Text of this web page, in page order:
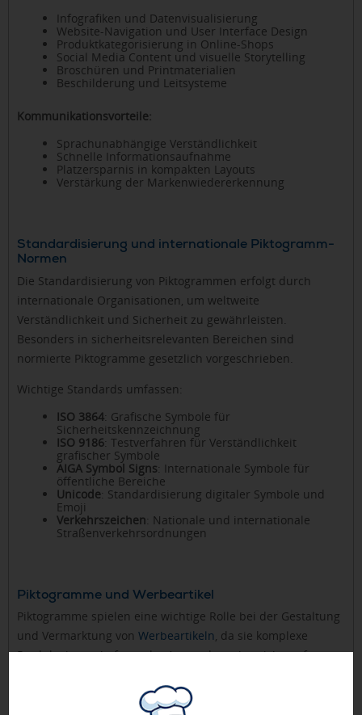
Infografiken und Datenvisualisierung
Website-Navigation und User Interface Design
Produktkategorisierung in Online-Shops
Social Media Content und visuelle Storytelling
Broschüren und Printmaterialien
Beschilderung und Leitsysteme
Kommunikationsvorteile:
Sprachunabhängige Verständlichkeit
Schnelle Informationsaufnahme
Platzersparnis in kompakten Layouts
Verstärkung der Markenwiedererkennung
Standardisierung und internationale Piktogramm-
Normen
Die Standardisierung von Piktogrammen erfolgt durch
internationale Organisationen, um weltweite
Verständlichkeit und Sicherheit zu gewährleisten.
Besonders in sicherheitsrelevanten Bereichen sind
normierte Piktogramme gesetzlich vorgeschrieben.
Wichtige Standards umfassen:
ISO 3864: Grafische Symbole für
Sicherheitskennzeichnung
ISO 9186: Testverfahren für Verständlichkeit
grafischer Symbole
AIGA Symbol Signs: Internationale Symbole für
öffentliche Bereiche
Unicode: Standardisierung digitaler Symbole und
Emoji
Verkehrszeichen: Nationale und internationale
Straßenverkehrsordnungen
Piktogramme und Werbeartikel
Piktogramme spielen eine wichtige Rolle bei der Gestaltung
und Vermarktung von Werbeartikeln, da sie komplexe
Produkteigenschaften oder Anwendungsbereiche auf
Werbeartikeln werden Piktogramme häufig verwendet, um